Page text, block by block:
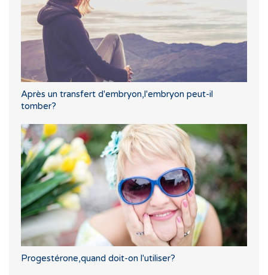
Après un transfert d'embryon,l'embryon peut-il
tomber?
Progestérone,quand doit-on l'utiliser?